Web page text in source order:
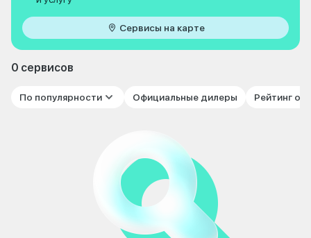
Сервисы на карте
0 сервисов
По популярности Официальные дилеры Рейтинг